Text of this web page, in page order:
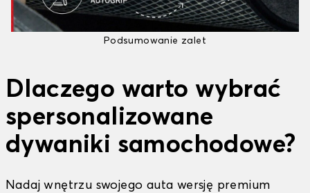
Podsumowanie zalet
Dlaczego warto wybrać
spersonalizowane
dywaniki samochodowe?
Nadaj wnętrzu swojego auta wersję premium